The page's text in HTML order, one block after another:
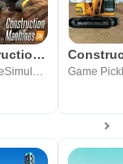
Construction Machines SIM: Tru
BestRideSimulators
Game